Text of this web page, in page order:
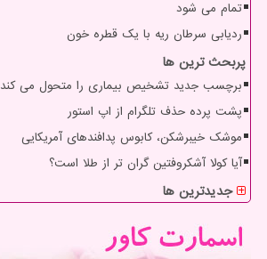
تمام می شود
ردیابی سرطان ریه با یک قطره خون
پربحث ترین ها
برچسب جدید تشخیص بیماری را متحول می کند
پشت پرده حذف تلگرام از اپ استور
موشک خیبرشکن، کابوس پدافندهای آمریکایی
آیا کولا آشکروفتین گران تر از طلا است؟
جدیدترین ها